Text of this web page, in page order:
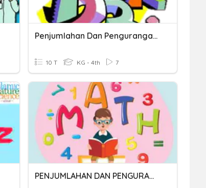
Penjumlahan Dan Pengurangan Dua Bilangan
10 T KG - 4th 7
PENJUMLAHAN DAN PENGURANGAN